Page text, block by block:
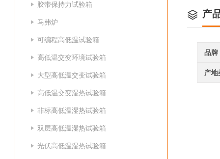
胶带保持力试验箱
马弗炉
可编程高低温试验箱
高低温交变环境试验箱
大型高低温交变试验箱
高低温交变湿热试验箱
非标高低温湿热试验箱
双层高低温湿热试验箱
光伏高低温湿热试验箱
产
品牌
产地